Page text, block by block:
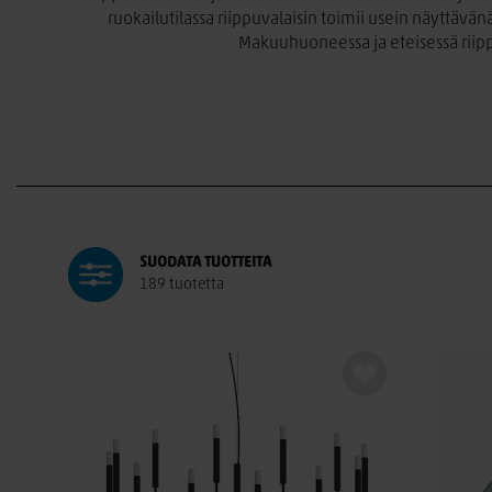
ruokailutilassa riippuvalaisin toimii usein
Makuuhuoneessa ja eteisessä
Olipa etsimäsi valaisin moderni, ajaton,
työympäristöön. Valon sävy ja
sopivan vaihtoehdon kotiin tai toimistoon. Tilaa
SUODATA TUOTTEITA
189 tuotetta